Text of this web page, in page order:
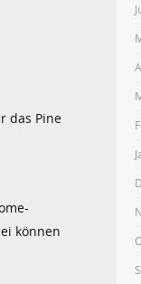
das Pine
können